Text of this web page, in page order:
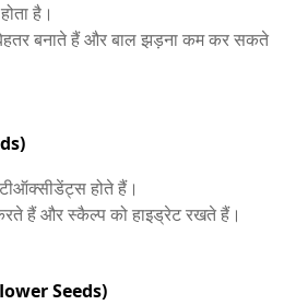
है।
बनाते हैं और बाल झड़ना कम कर सकते
होते हैं।
हैं और स्कैल्प को हाइड्रेट रखते हैं।
Seeds)